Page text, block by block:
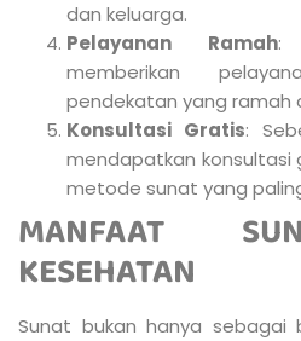
dan keluarga.
Pelayanan Ramah:
memberikan
pendekatan yang ramah
Konsultasi Gratis:
mendapatkan konsultasi
metode sunat yang
MANFAAT
KESEHATAN
Sunat bukan hanya